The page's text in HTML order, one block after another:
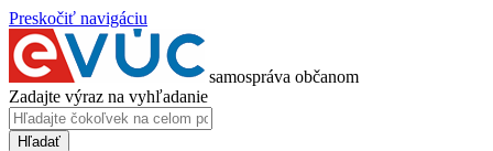
Preskočiť navigáciu
samospráva občanom
Zadajte výraz na vyhľadanie
Hľadať